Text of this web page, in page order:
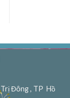
Trị Đông , TP Hồ